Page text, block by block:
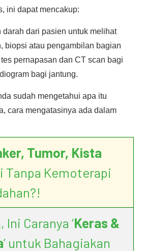
ini dapat mencakup:
darah dari pasien untuk melihat
biopsi atau pengambilan bagian
pernapasan dan CT scan bagi
bagi jantung.
sudah mengetahui apa itu
cara mengatasinya ada dalam
Tumor, Kista
Tanpa Kemoterapi
Ini Caranya ‘Keras &
’ untuk Bahagiakan